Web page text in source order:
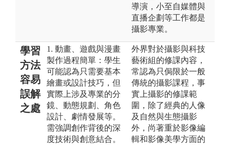
導演，小至自媒體與
直播企劃等工作都是
攝影專業。
學習
方法
容易
誤解
之處
1. 動畫、遊戲與漫畫
製作過程簡單：學生
可能認為只需要基本
繪畫或設計技巧，但
實際上涉及專業的分
鏡、動態規劃、角色
設計、劇情發展等。
需強調創作背後的深
度技術與創意結合。
外界對於攝影與科技
藝術組的修課內容，
常認為只侷限於一般
傳統的攝影課程，事
實上攝影的修課範
圍，除了經典的人像
及自然與生態攝影
外，尚著重於影像編
輯和影像美學方面的